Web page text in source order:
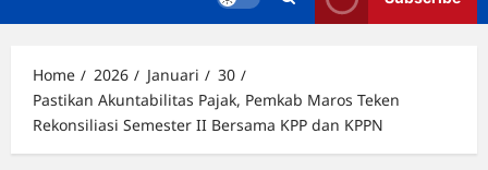
Home 2026 Januari
30
Pastikan Akuntabilitas Pajak, Pemkab Maros Teken
Rekonsiliasi Semester II Bersama KPP dan KPPN